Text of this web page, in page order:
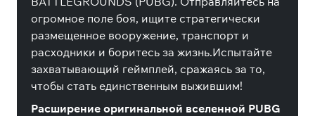
огромное поле боя, ищите стратегически
размещенное вооружение, транспорт и
расходники и боритесь за жизнь.Испытайте
захватывающий геймплей, сражаясь за то,
чтобы стать единственным выжившим!
Расширение оригинальной вселенной PUBG